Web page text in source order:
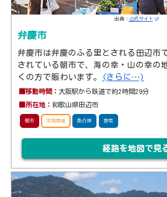
出典： 公式サイト
弁慶市
弁慶市は弁慶のふる里とされる田辺市
されている朝市で、海の幸・山の幸の
くの方で賑わいます。
(さらに…)
■移動時間： 大阪駅から鉄道で約2時間29分
■所在地： 和歌山県田辺市
朝市 定期開催 魚介類 野菜
経路を地図で見